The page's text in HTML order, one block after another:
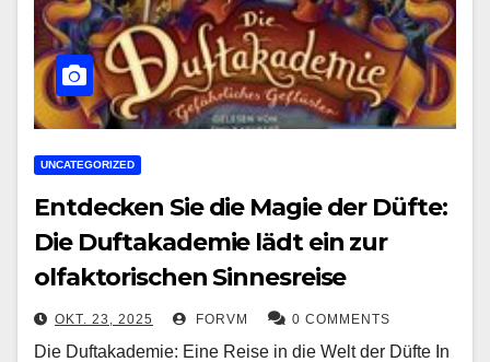
UNCATEGORIZED
Entdecken Sie die Magie der Düfte:
Die Duftakademie lädt ein zur
olfaktorischen Sinnesreise
OKT. 23, 2025 FORVM 0 COMMENTS
Die Duftakademie: Eine Reise in die Welt der Düfte In